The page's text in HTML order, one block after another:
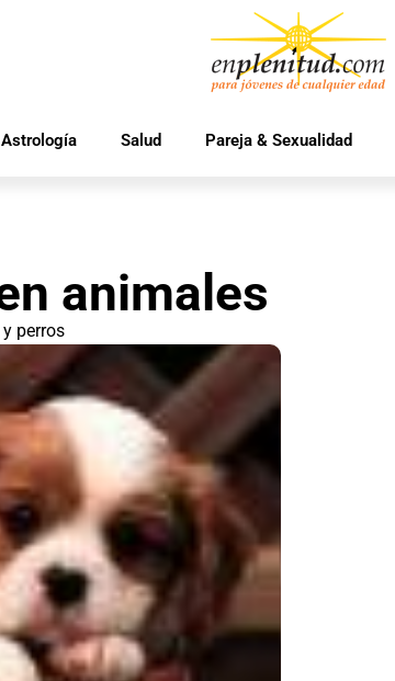
Astrología Salud Pareja & Sexualidad
animales
perros